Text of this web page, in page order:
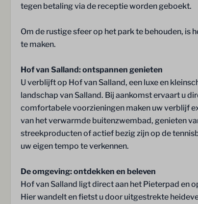
tegen betaling via de receptie worden geboekt.
Om de rustige sfeer op het park te behouden, is
te maken.
Hof van Salland: ontspannen genieten
U verblijft op Hof van Salland, een luxe en
landschap van Salland. Bij aankomst ervaart u
comfortabele voorzieningen maken uw verblijf
van het verwarmde buitenzwembad, genieten
streekproducten of actief bezig zijn op de
uw eigen tempo te verkennen.
De omgeving: ontdekken en beleven
Hof van Salland ligt direct aan het Pieterpad en
Hier wandelt en fietst u door uitgestrekte